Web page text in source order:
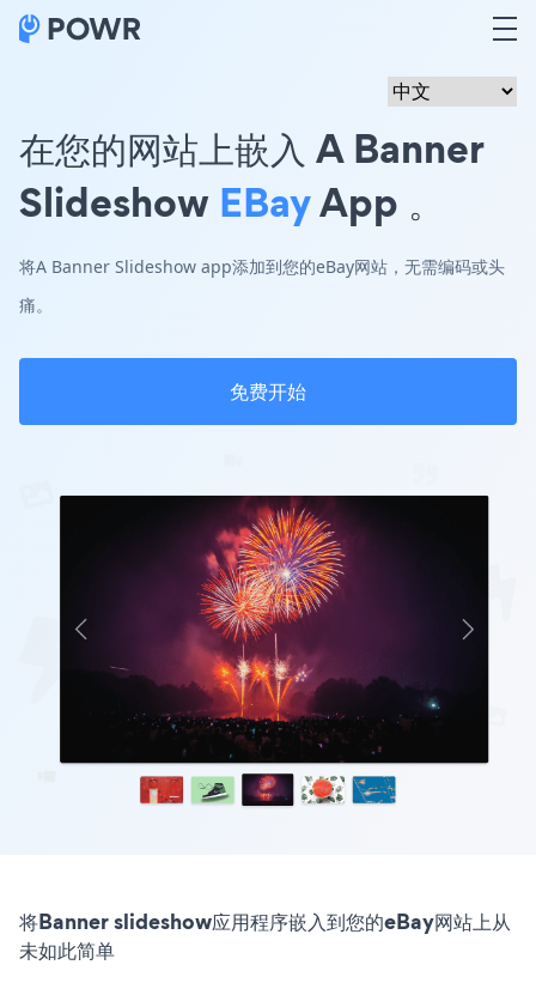
在您的网站上嵌入 A Banner
Slideshow EBayApp 。
将A Banner Slideshow app添加到您的eBay网站，无需编码或头
痛。
免费开始
将Banner slideshow应用程序嵌入到您的eBay网站上从
未如此简单